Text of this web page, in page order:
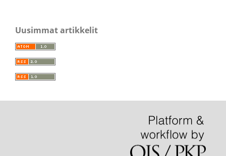
Uusimmat artikkelit